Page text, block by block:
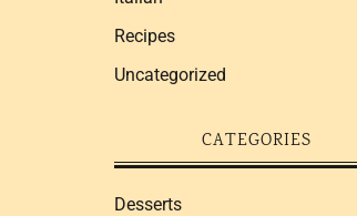
Recipes
Uncategorized
CATEGORIES
Desserts